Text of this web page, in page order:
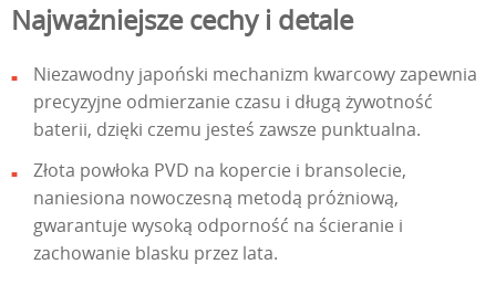
Najważniejsze cechy i detale
Niezawodny japoński mechanizm kwarcowy zapewnia
precyzyjne odmierzanie czasu i długą żywotność
baterii, dzięki czemu jesteś zawsze punktualna.
Złota powłoka PVD na kopercie i bransolecie,
naniesiona nowoczesną metodą próżniową,
gwarantuje wysoką odporność na ścieranie i
zachowanie blasku przez lata.